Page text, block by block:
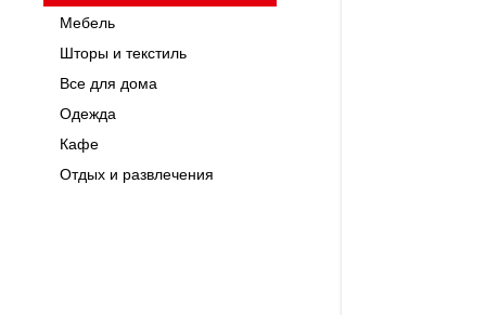
Мебель
Шторы и текстиль
Все для дома
Одежда
Кафе
Отдых и развлечения